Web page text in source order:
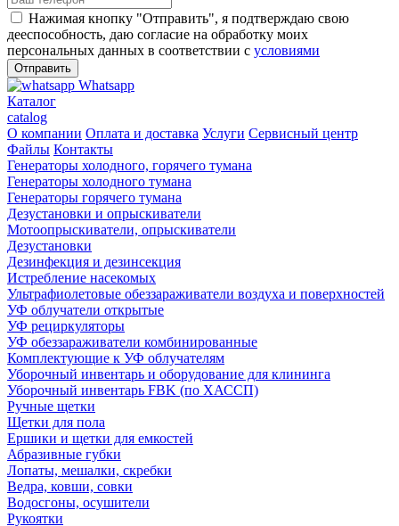
Нажимая кнопку "Отправить", я подтверждаю свою
дееспособность, даю согласие на обработку моих
персональных данных в соответствии с условиями
Whatsapp
Каталог
catalog
О компании Оплата и доставка Услуги Сервисный центр
Файлы Контакты
Генераторы холодного, горячего тумана
Генераторы холодного тумана
Генераторы горячего тумана
Дезустановки и опрыскиватели
Мотоопрыскиватели, опрыскиватели
Дезустановки
Дезинфекция и дезинсекция
Истребление насекомых
Ультрафиолетовые обеззараживатели воздуха и поверхностей
УФ облучатели открытые
УФ рециркуляторы
УФ обеззараживатели комбинированные
Комплектующие к УФ облучателям
Уборочный инвентарь и оборудование для клининга
Уборочный инвентарь FBK (по ХАССП)
Ручные щетки
Щетки для пола
Ершики и щетки для емкостей
Абразивные губки
Лопаты, мешалки, скребки
Ведра, ковши, совки
Водосгоны, осушители
Рукоятки